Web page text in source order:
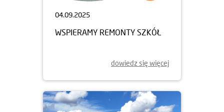
04.09.2025
WSPIERAMY REMONTY SZKÓŁ
dowiedz się więcej